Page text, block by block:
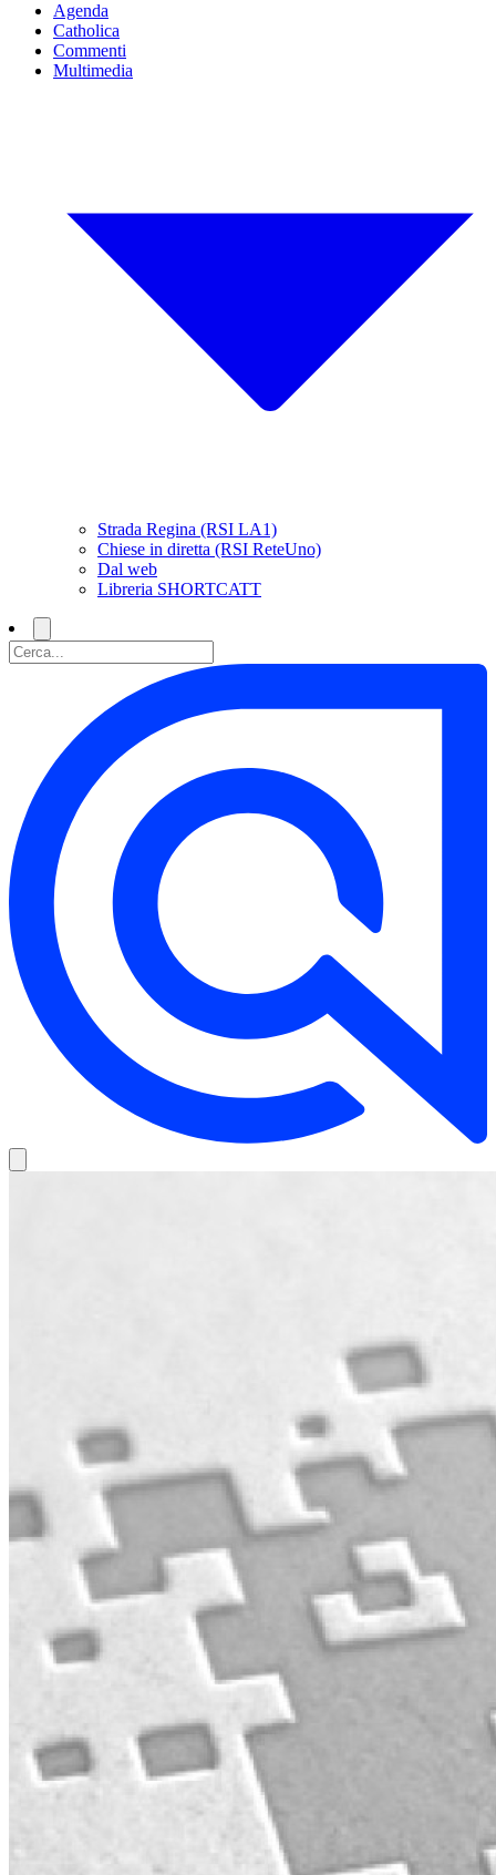
Agenda
Catholica
Commenti
Multimedia
Strada Regina (RSI LA1)
Chiese in diretta (RSI ReteUno)
Dal web
Libreria SHORTCATT